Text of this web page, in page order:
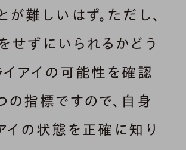
が難しいはず。ただし、
せずにいられるかどう
イアイの可能性を確認
の指標ですので、自身
イの状態を正確に知り